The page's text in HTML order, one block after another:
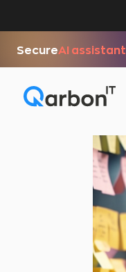
SecureAI assistant